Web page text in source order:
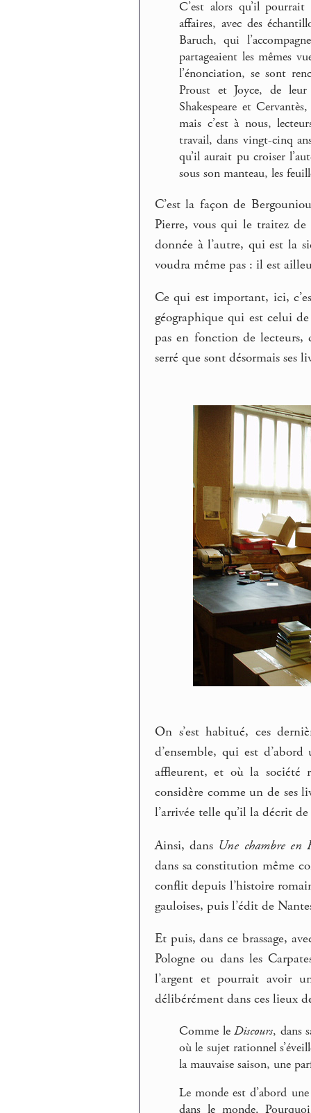
C’est alors qu’il
affaires, avec des
Baruch, qui
partageaient les mêmes
l’énonciation, se sont
Proust et Joyce, de
Shakespeare et
mais c’est à nous,
travail, dans vingt-cinq
qu’il aurait pu croiser
sous son manteau, les
C’est la façon de
Pierre, vous qui le traitez de
donnée à l’autre, qui est la
voudra même pas : il est
Ce qui est important, ici,
géographique qui est celui
pas en fonction de lecteurs,
serré que sont désormais ses
On s’est habitué, ces
d’ensemble, qui est
affleurent, et où la société
considère comme un de ses
l’arrivée telle qu’il la décrit
Ainsi, dans Une chambre en
dans sa constitution même
conflit depuis l’histoire
gauloises, puis l’édit de
Et puis, dans ce brassage,
Pologne ou dans les
l’argent et pourrait avoir
délibérément dans ces lieux
Comme leDiscours, dans
où le sujet rationnel
la mauvaise saison, une
Le monde est d’abord
dans le monde.